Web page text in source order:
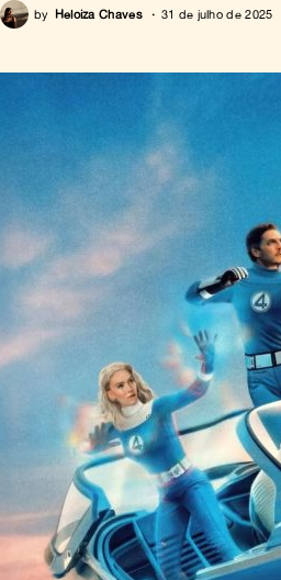
by Heloiza Chaves 31 de julho de 2025